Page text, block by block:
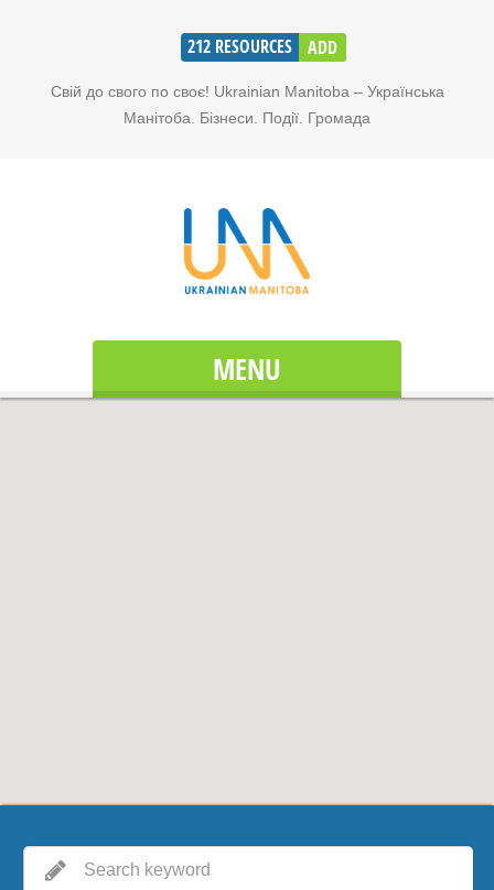
212 RESOURCES ADD
Свій до свого по своє! Ukrainian Manitoba – Українська
Манітоба. Бізнеси. Події. Громада
MENU